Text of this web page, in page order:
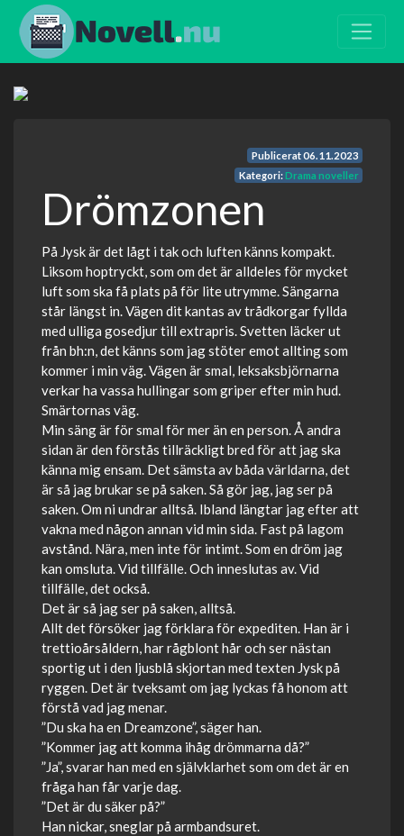
Publicerat06.11.2023
Kategori:Drama noveller
Drömzonen
På Jysk är det lågt i tak och luften känns kompakt.
Liksom hoptryckt, som om det är alldeles för mycket
luft som ska få plats på för lite utrymme. Sängarna
står längst in. Vägen dit kantas av trådkorgar fyllda
med ulliga gosedjur till extrapris. Svetten läcker ut
från bh:n, det känns som jag stöter emot allting som
kommer i min väg. Vägen är smal, leksaksbjörnarna
verkar ha vassa hullingar som griper efter min hud.
Smärtornas väg.
Min säng är för smal för mer än en person. Å andra
sidan är den förstås tillräckligt bred för att jag ska
känna mig ensam. Det sämsta av båda världarna, det
är så jag brukar se på saken. Så gör jag, jag ser på
saken. Om ni undrar alltså. Ibland längtar jag efter att
vakna med någon annan vid min sida. Fast på lagom
avstånd. Nära, men inte för intimt. Som en dröm jag
kan omsluta. Vid tillfälle. Och inneslutas av. Vid
tillfälle, det också.
Det är så jag ser på saken, alltså.
Allt det försöker jag förklara för expediten. Han är i
trettioårsåldern, har rågblont hår och ser nästan
sportig ut i den ljusblå skjortan med texten Jysk på
ryggen. Det är tveksamt om jag lyckas få honom att
förstå vad jag menar.
”Du ska ha en Dreamzone”, säger han.
”Kommer jag att komma ihåg drömmarna då?”
”Ja”, svarar han med en självklarhet som om det är en
fråga han får varje dag.
”Det är du säker på?”
Han nickar, sneglar på armbandsuret.